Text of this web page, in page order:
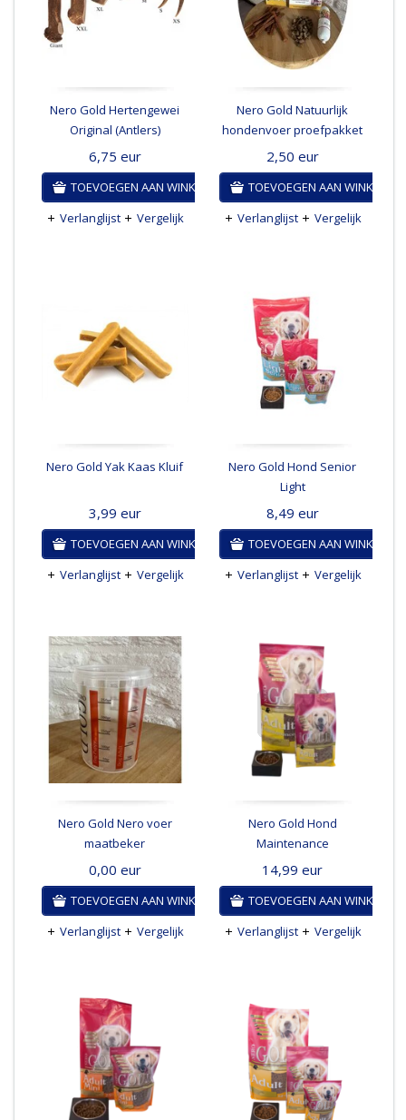
Nero Gold Hertengewei
Original (Antlers)
6,75 eur
TOEVOEGEN AAN WINKELWAGEN
Verlanglijst
Vergelijk
Nero Gold Natuurlijk
hondenvoer proefpakket
2,50 eur
TOEVOEGEN AAN
Verlanglijst
Vergelijk
Nero Gold Yak Kaas Kluif
3,99 eur
TOEVOEGEN AAN WINKELWAGEN
Verlanglijst
Vergelijk
Nero Gold Hond Senior
Light
8,49 eur
TOEVOEGEN AAN
Verlanglijst
Vergelijk
Nero Gold Nero voer
maatbeker
0,00 eur
TOEVOEGEN AAN WINKELWAGEN
Verlanglijst
Vergelijk
Nero Gold Hond
Maintenance
14,99eur
TOEVOEGEN AAN
Verlanglijst
Vergelijk